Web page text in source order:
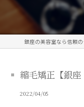
銀
縮毛矯正【銀
2022/04/05